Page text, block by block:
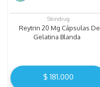
Skindrug
Reytrin 20 Mg Cápsulas De
Gelatina Blanda
$ 181.000